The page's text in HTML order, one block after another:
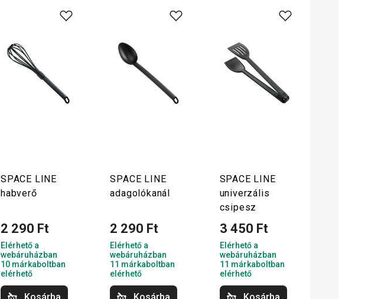
SPACE LINE
habverő
2 290 Ft
Elérhető a
webáruházban
10 márkaboltban
elérhető
SPACE LINE
adagolókanál
2 290 Ft
Elérhető a
webáruházban
11 márkaboltban
elérhető
SPACE LINE
univerzális
csipesz
3 450 Ft
Elérhető a
webáruházban
11 márkaboltban
elérhető